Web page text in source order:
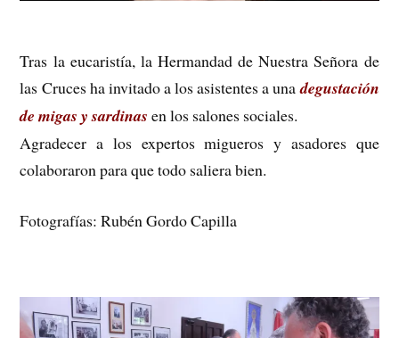
Tras la eucaristía, la Hermandad de Nuestra Señora de
las Cruces ha invitado a los asistentes a unadegustación
de migas y sardinas en los salones sociales.
Agradecer a los expertos migueros y asadores que
colaboraron para que todo saliera bien.
Fotografías: Rubén Gordo Capilla